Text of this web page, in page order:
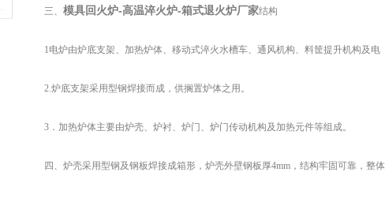
三、 模具回火炉-高温淬火炉-箱式退火炉厂家结构
1电炉由炉底支架、加热炉体、移动式淬火水槽车、通风机构、料筐提升机构及电
2.炉底支架采用型钢焊接而成，供搁置炉体之用。
3．加热炉体主要由炉壳、炉衬、炉门、炉门传动机构及加热元件等组成。
四、 炉壳采用型钢及钢板焊接成箱形，炉壳外壁钢板厚4mm，结构牢固可靠，整